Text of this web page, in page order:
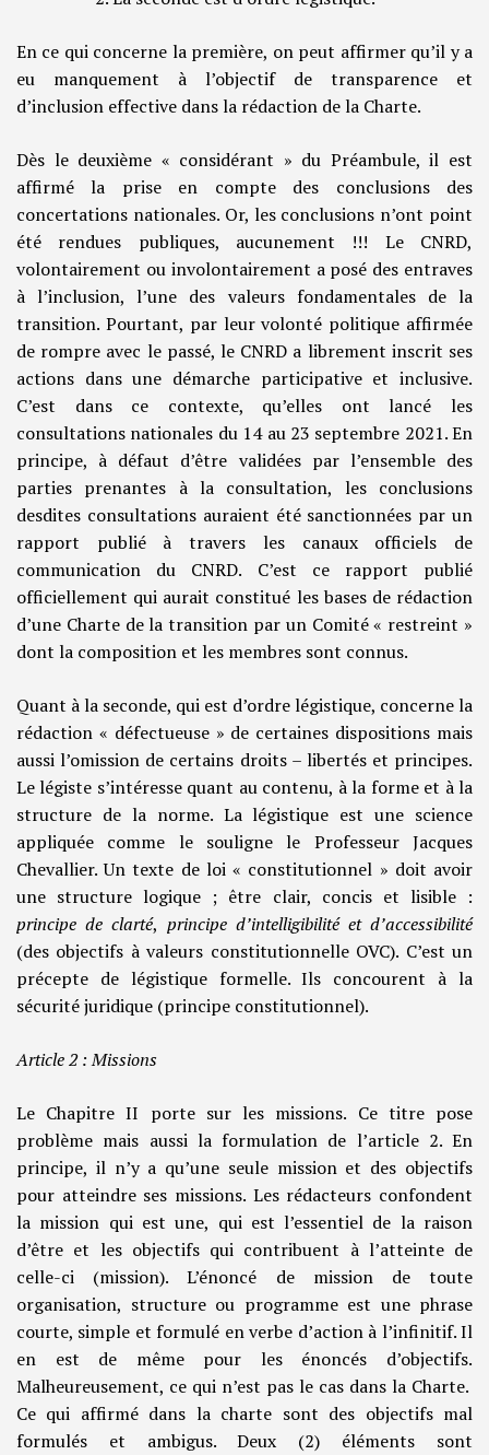
En ce qui concerne la première, on peut affirmer qu’il y a
eu manquement à l’objectif de transparence et
d’inclusion effective dans la rédaction de la Charte.
Dès le deuxième « considérant » du Préambule, il est
affirmé la prise en compte des conclusions des
concertations nationales. Or, les conclusions n’ont point
été rendues publiques, aucunement !!! Le CNRD,
volontairement ou involontairement a posé des entraves
à l’inclusion, l’une des valeurs fondamentales de la
transition. Pourtant, par leur volonté politique affirmée
de rompre avec le passé, le CNRD a librement inscrit ses
actions dans une démarche participative et inclusive.
C’est dans ce contexte, qu’elles ont lancé les
consultations nationales du 14 au 23 septembre 2021. En
principe, à défaut d’être validées par l’ensemble des
parties prenantes à la consultation, les conclusions
desdites consultations auraient été sanctionnées par un
rapport publié à travers les canaux officiels de
communication du CNRD. C’est ce rapport publié
officiellement qui aurait constitué les bases de rédaction
d’une Charte de la transition par un Comité « restreint »
dont la composition et les membres sont connus.
Quant à la seconde, qui est d’ordre légistique, concerne la
rédaction « défectueuse » de certaines dispositions mais
aussi l’omission de certains droits – libertés et principes.
Le légiste s’intéresse quant au contenu, à la forme et à la
structure de la norme. La légistique est une science
appliquée comme le souligne le Professeur Jacques
Chevallier. Un texte de loi « constitutionnel » doit avoir
une structure logique ; être clair, concis et lisible :
principe de clarté, principe d’intelligibilité et d’accessibilité
(des objectifs à valeurs constitutionnelle OVC). C’est un
précepte de légistique formelle. Ils concourent à la
sécurité juridique (principe constitutionnel).
Article 2 : Missions
Le Chapitre II porte sur les missions. Ce titre pose
problème mais aussi la formulation de l’article 2. En
principe, il n’y a qu’une seule mission et des objectifs
pour atteindre ses missions. Les rédacteurs confondent
la mission qui est une, qui est l’essentiel de la raison
d’être et les objectifs qui contribuent à l’atteinte de
celle-ci (mission). L’énoncé de mission de toute
organisation, structure ou programme est une phrase
courte, simple et formulé en verbe d’action à l’infinitif. Il
en est de même pour les énoncés d’objectifs.
Malheureusement, ce qui n’est pas le cas dans la Charte.
Ce qui affirmé dans la charte sont des objectifs mal
formulés et ambigus. Deux (2) éléments sont